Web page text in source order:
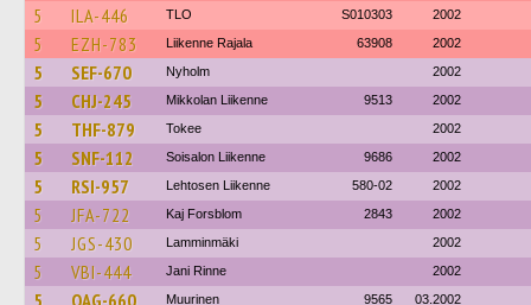
5 ILA-446 TLO S010303 2002
5 EZH-783 Liikenne Rajala 63908 2002
5 SEF-670 Nyholm 2002
5 CHJ-245 Mikkolan Liikenne 9513 2002
5 THF-879 Tokee 2002
5 SNF-112 Soisalon Liikenne 9686 2002
5 RSI-957 Lehtosen Liikenne 580-02 2002
5 JFA-722 Kaj Forsblom 2843 2002
5 JGS-430 Lamminmäki 2002
5 VBI-444 Jani Rinne 2002
5 OAG-660 Muurinen 9565 03.2002